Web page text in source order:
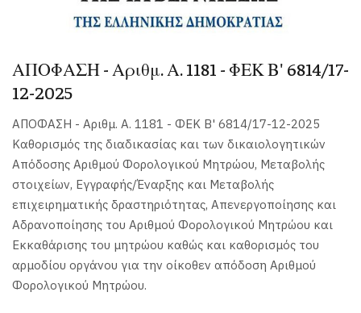
ΑΠΟΦΑΣΗ - Αριθμ. Α. 1181 - ΦΕΚ Β' 6814/17-
12-2025
ΑΠΟΦΑΣΗ - Αριθμ. Α. 1181 - ΦΕΚ Β' 6814/17-12-2025
Καθορισμός της διαδικασίας και των δικαιολογητικών
Απόδοσης Αριθμού Φορολογικού Μητρώου, Μεταβολής
στοιχείων, Εγγραφής/Έναρξης και Μεταβολής
επιχειρηματικής δραστηριότητας, Απενεργοποίησης και
Αδρανοποίησης του Αριθμού Φορολογικού Μητρώου και
Εκκαθάρισης του μητρώου καθώς και καθορισμός του
αρμοδίου οργάνου για την οίκοθεν απόδοση Αριθμού
Φορολογικού Μητρώου.